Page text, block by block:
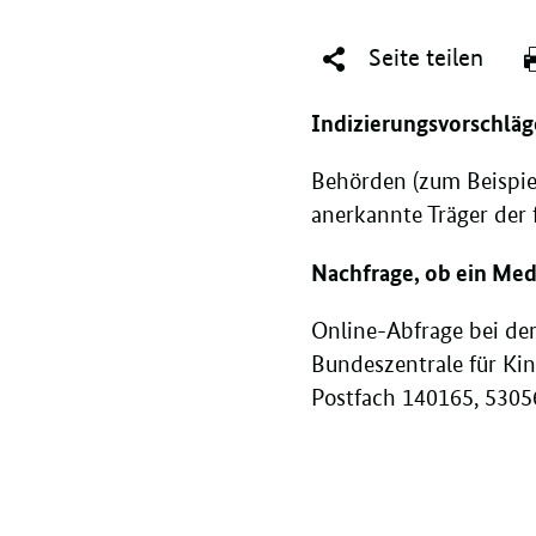
Seite teilen
Behörden (zum
anerkannte Träger
Nachfrage, ob ein
Online-Abfrage bei
Bundeszentrale für
Postfach 140165,